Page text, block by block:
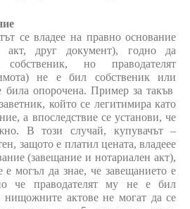
се владее на правно основание
акт, друг документ), годно да
но праводателят
не е бил собственик или
била опорочена. Пример за такъв
който се легитимира като
а впоследствие се установи, че
В този случай, купувачът –
защото е платил цената, владеее
(завещание и нотариален акт),
могъл да знае, че завещанието е
че праводателят му не е бил
нищожните актове не могат да се